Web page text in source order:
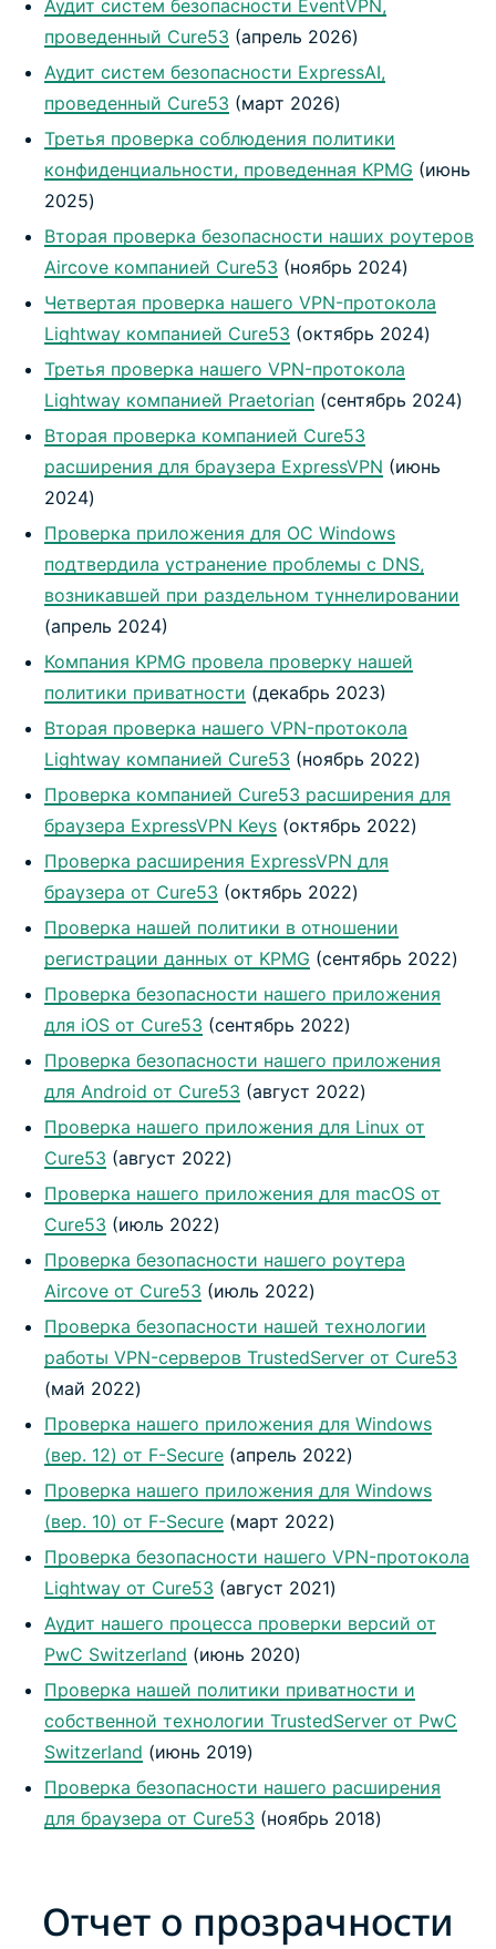
Аудит систем безопасности EventVPN,
проведенный Cure53 (апрель 2026)
Аудит систем безопасности ExpressAI,
проведенный Cure53 (март 2026)
Третья проверка соблюдения политики
конфиденциальности, проведенная KPMG (июнь
2025)
Вторая проверка безопасности наших роутеров
Aircove компанией Cure53 (ноябрь 2024)
Четвертая проверка нашего VPN-протокола
Lightway компанией Cure53 (октябрь 2024)
Третья проверка нашего VPN-протокола
Lightway компанией Praetorian (сентябрь 2024)
Вторая проверка компанией Cure53
расширения для браузера ExpressVPN (июнь
2024)
Проверка приложения для ОС Windows
подтвердила устранение проблемы с DNS,
возникавшей при раздельном туннелировании
(апрель 2024)
Компания KPMG провела проверку нашей
политики приватности (декабрь 2023)
Вторая проверка нашего VPN-протокола
Lightway компанией Cure53 (ноябрь 2022)
Проверка компанией Cure53 расширения для
браузера ExpressVPN Keys (октябрь 2022)
Проверка расширения ExpressVPN для
браузера от Cure53 (октябрь 2022)
Проверка нашей политики в отношении
регистрации данных от KPMG (сентябрь 2022)
Проверка безопасности нашего приложения
для iOS от Cure53 (сентябрь 2022)
Проверка безопасности нашего приложения
для Android от Cure53 (август 2022)
Проверка нашего приложения для Linux от
Cure53 (август 2022)
Проверка нашего приложения для macOS от
Cure53 (июль 2022)
Проверка безопасности нашего роутера
Aircove от Cure53 (июль 2022)
Проверка безопасности нашей технологии
работы VPN-серверов TrustedServer от Cure53
(май 2022)
Проверка нашего приложения для Windows
(вер. 12) от F-Secure (апрель 2022)
Проверка нашего приложения для Windows
(вер. 10) от F-Secure (март 2022)
Проверка безопасности нашего VPN-протокола
Lightway от Cure53 (август 2021)
Аудит нашего процесса проверки версий от
PwC Switzerland (июнь 2020)
Проверка нашей политики приватности и
собственной технологии TrustedServer от PwC
Switzerland (июнь 2019)
Проверка безопасности нашего расширения
для браузера от Cure53 (ноябрь 2018)
Отчет о прозрачности